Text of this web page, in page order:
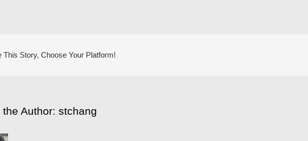
中
This Story, Choose Your Platform!
the Author: stchang